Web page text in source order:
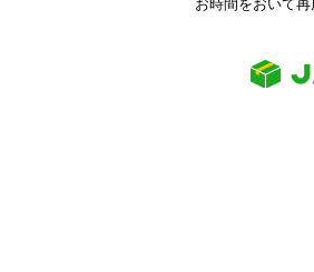
お時間をおいて